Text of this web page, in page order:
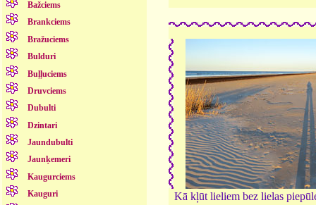
Bažciems
Brankciems
Bražuciems
Bulduri
Buļļuciems
Druvciems
Dubulti
Dzintari
Jaundubulti
Jaunķemeri
Kaugurciems
Kauguri
Kā kļūt lieliem bez lielas